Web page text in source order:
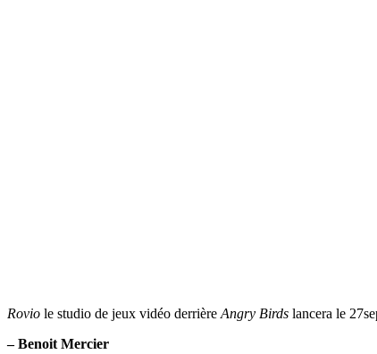
Rovio le studio de jeux vidéo derrière Angry Birds lancera le
– Benoit Mercier